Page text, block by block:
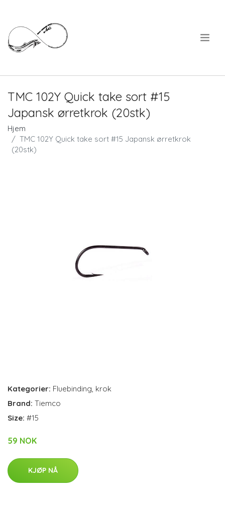
TMC 102Y Quick take sort #15
Japansk ørretkrok (20stk)
Hjem
TMC 102Y Quick take sort #15 Japansk ørretkrok
(20stk)
Kategorier: Fluebinding, krok
Brand: Tiemco
Size: #15
59 NOK
KJØP NÅ